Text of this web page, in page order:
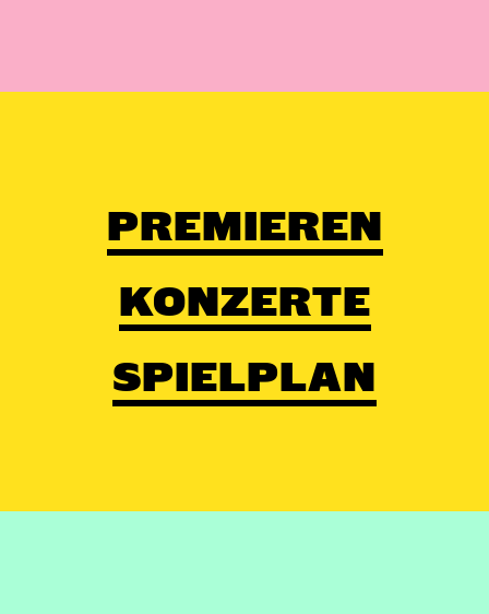
PREMIEREN
KONZERTE
SPIELPLAN